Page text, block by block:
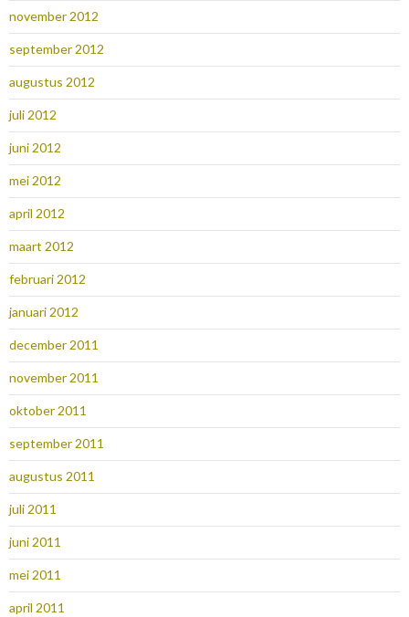
november 2012
september 2012
augustus 2012
juli 2012
juni 2012
mei 2012
april 2012
maart 2012
februari 2012
januari 2012
december 2011
november 2011
oktober 2011
september 2011
augustus 2011
juli 2011
juni 2011
mei 2011
april 2011